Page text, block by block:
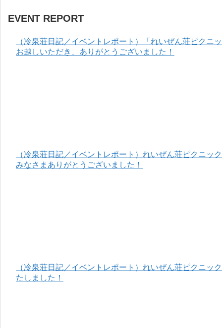
EVENT REPORT
（冷泉荘日記／イベントレポート）「れいぜん荘ピクニ
お越しいただき、ありがとうございました！
（冷泉荘日記／イベントレポート）れいぜん荘ピクニッ
みなさまありがとうございました！
（冷泉荘日記／イベントレポート）れいぜん荘ピクニッ
たしました！